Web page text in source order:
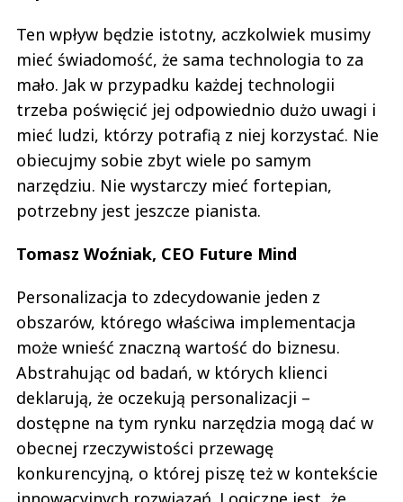
Ten wpływ będzie istotny, aczkolwiek musimy
mieć świadomość, że sama technologia to za
mało. Jak w przypadku każdej technologii
trzeba poświęcić jej odpowiednio dużo uwagi i
mieć ludzi, którzy potrafią z niej korzystać. Nie
obiecujmy sobie zbyt wiele po samym
narzędziu. Nie wystarczy mieć fortepian,
potrzebny jest jeszcze pianista.
Tomasz Woźniak, CEO Future Mind
Personalizacja to zdecydowanie jeden z
obszarów, którego właściwa implementacja
może wnieść znaczną wartość do biznesu.
Abstrahując od badań, w których klienci
deklarują, że oczekują personalizacji –
dostępne na tym rynku narzędzia mogą dać w
obecnej rzeczywistości przewagę
konkurencyjną, o której piszę też w kontekście